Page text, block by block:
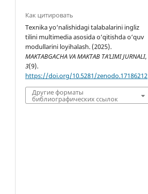
Как цитировать
Texnika yo‘nalishidagi talabalarini ingliz
tilini multimedia asosida o‘qitishda o‘quv
modullarini loyihalash. (2025).
MAKTABGACHA VA MAKTAB TA’LIMI JURNALI,
3(9).
https://doi.org/10.5281/zenodo.17186212
Другие форматы
библиографических ссылок